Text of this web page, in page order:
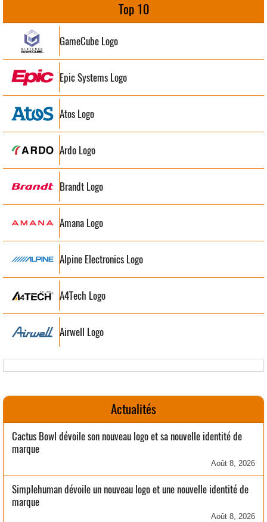
Top 10
GameCube Logo
Epic Systems Logo
Atos Logo
Ardo Logo
Brandt Logo
Amana Logo
Alpine Electronics Logo
A4Tech Logo
Airwell Logo
Actualités
Cactus Bowl dévoile son nouveau logo et sa nouvelle identité de
marque
Août 8, 2026
Simplehuman dévoile un nouveau logo et une nouvelle identité de
marque
Août 8, 2026